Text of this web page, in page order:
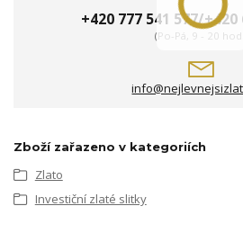
+420 777 541 577/+420
(Po-Pá, 9 - 20
Zboží zařazeno v kategoriích
Zlato
Investiční zlaté slitky